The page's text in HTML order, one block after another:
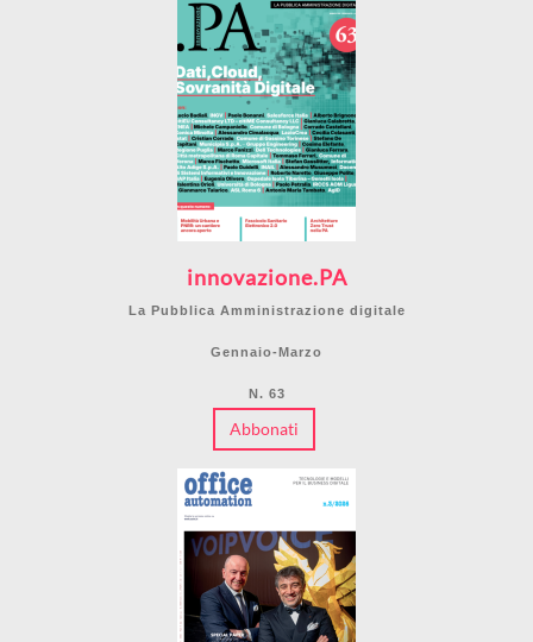
innovazione.PA
La Pubblica Amministrazione digitale
Gennaio-Marzo
N. 63
Abbonati